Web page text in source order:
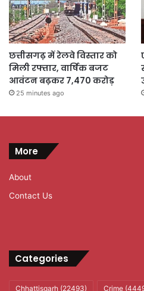
छत्तीसगढ़ में रेलवे विस्तार को
मिली रफ्तार, वार्षिक बजट
आवंटन बढ़कर 7,470 करोड़
25 minutes ago
More
About
Contact Us
Categories
Chhattisgarh (22493) Crime